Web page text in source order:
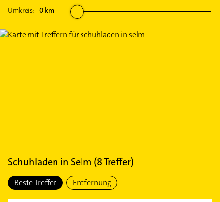
Umkreis: 0 km
Schuhladen in Selm (8Treffer)
Beste Treffer Entfernung